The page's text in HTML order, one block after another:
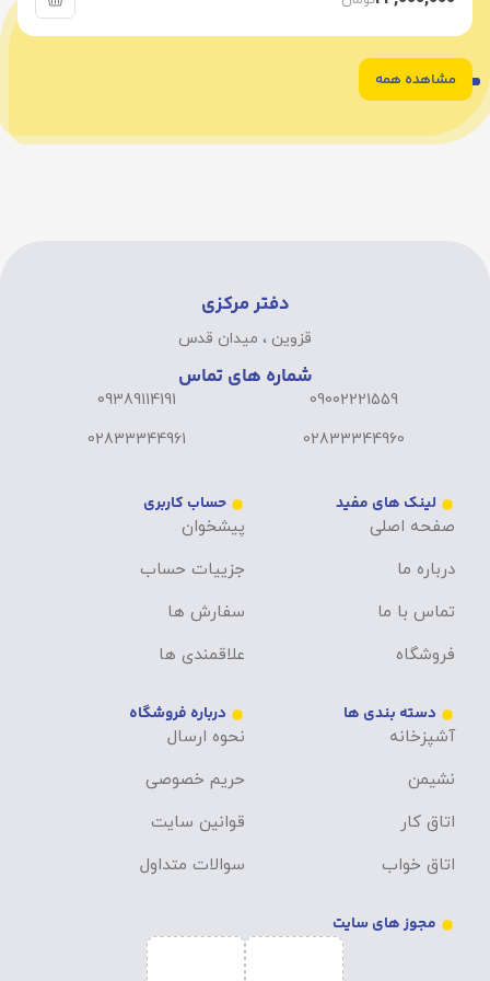
1
2
3
4 مشاهده همه
دفتر مرکزی
قزوین ، میدان قدس
شماره های تماس
09002221559
02833344960
09389114191
02833344961
لینک های مفید
صفحه اصلی
درباره ما
تماس با ما
فروشگاه
حساب کاربری
پیشخوان
جزییات حساب
سفارش ها
علاقمندی ها
دسته بندی ها
آشپزخانه
نشیمن
اتاق کار
اتاق خواب
درباره فروشگاه
نحوه ارسال
حریم خصوصی
قوانین سایت
سوالات متداول
مجوز های سایت